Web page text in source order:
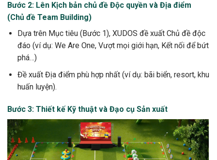
Bước 2: Lên Kịch bản chủ đề Độc quyền và Địa điểm
(Chủ đề Team Building)
Dựa trên Mục tiêu (Bước 1), XUDOS đề xuất Chủ đề độc
đáo (ví dụ: We Are One, Vượt mọi giới hạn, Kết nối để bứt
phá…)
Đề xuất Địa điểm phù hợp nhất (ví dụ: bãi biển, resort, khu
huấn luyện).
Bước 3: Thiết kế Kỹ thuật và Đạo cụ Sản xuất